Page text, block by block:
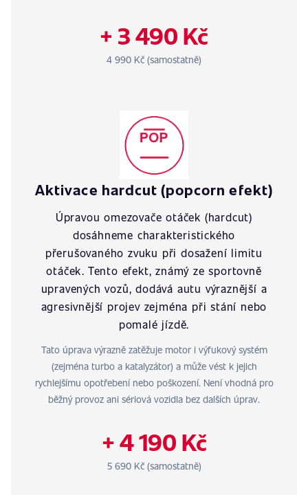
+ 3 490 Kč
4 990 Kč (samostatně)
Aktivace hardcut (popcorn efekt)
Úpravou omezovače otáček (hardcut)
dosáhneme charakteristického
přerušovaného zvuku při dosažení limitu
otáček. Tento efekt, známý ze sportovně
upravených vozů, dodává autu výraznější a
agresivnější projev zejména při stání nebo
pomalé jízdě.
Tato úprava výrazně zatěžuje motor i výfukový systém
(zejména turbo a katalyzátor) a může vést k jejich
rychlejšímu opotřebení nebo poškození. Není vhodná pro
běžný provoz ani sériová vozidla bez dalších úprav.
+ 4 190 Kč
5 690 Kč (samostatně)